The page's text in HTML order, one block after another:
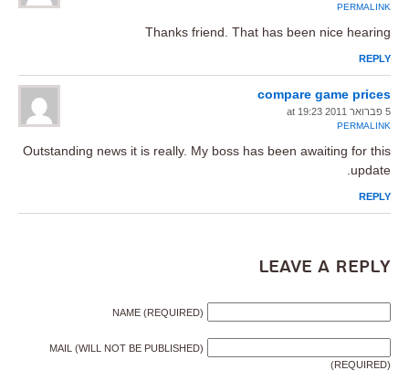
PERMALINK
Thanks friend. That has been nice hearing
REPLY
compare game prices
5 פברואר 2011 at 19:23
PERMALINK
Outstanding news it is really. My boss has been awaiting for this
update.
REPLY
Leave a Reply
NAME (REQUIRED)
MAIL (WILL NOT BE PUBLISHED)
(REQUIRED)